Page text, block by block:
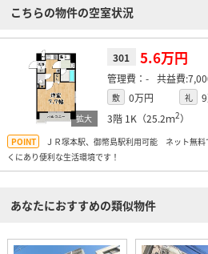
こちらの物件の空室状況
301 5.6万円
-
敷 0万円 礼
3階 1K（25.2ｍ2）
ＪＲ塚本駅、御幣島駅利用可能 ネット無
くにあり便利な生活環境です！
あなたにおすすめの類似物件